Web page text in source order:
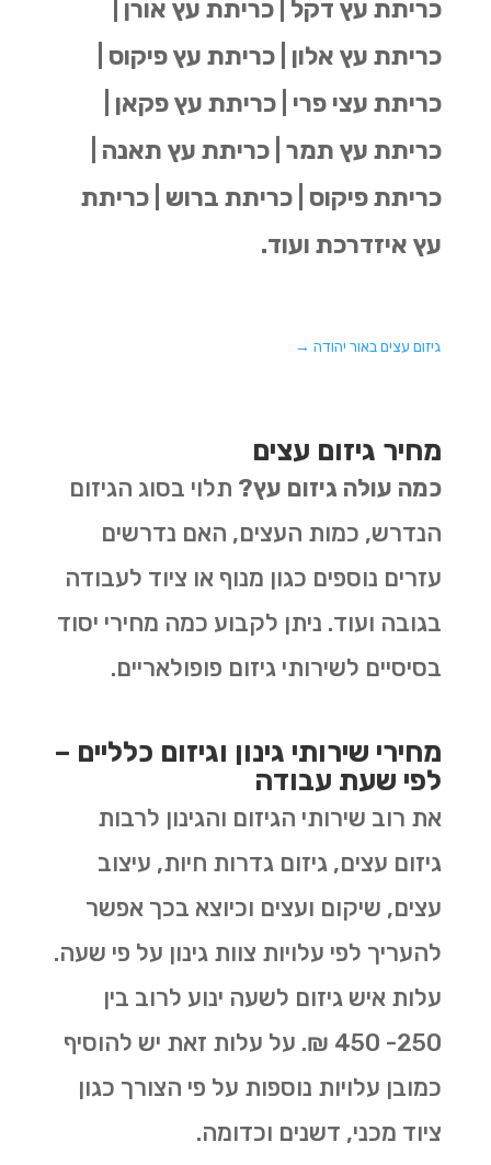
כריתת עץ דקל | כריתת עץ אורן |
כריתת עץ אלון | כריתת עץ פיקוס |
כריתת עצי פרי | כריתת עץ פקאן |
כריתת עץ תמר | כריתת עץ תאנה |
כריתת פיקוס | כריתת ברוש | כריתת
עץ איזדרכת ועוד.
גיזום עצים באור יהודה→
מחיר גיזום עצים
כמה עולה גיזום עץ? תלוי בסוג הגיזום
הנדרש, כמות העצים, האם נדרשים
עזרים נוספים כגון מנוף או ציוד לעבודה
בגובה ועוד. ניתן לקבוע כמה מחירי יסוד
בסיסיים לשירותי גיזום פופולאריים.
מחירי שירותי גינון וגיזום כלליים –
לפי שעת עבודה
את רוב שירותי הגיזום והגינון לרבות
גיזום עצים, גיזום גדרות חיות, עיצוב
עצים, שיקום ועצים וכיוצא בכך אפשר
להעריך לפי עלויות צוות גינון על פי שעה.
עלות איש גיזום לשעה ינוע לרוב בין
250- 450 ₪. על עלות זאת יש להוסיף
כמובן עלויות נוספות על פי הצורך כגון
ציוד מכני, דשנים וכדומה.